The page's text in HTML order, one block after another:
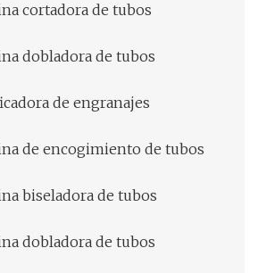
cortadora de tubos
dobladora de tubos
de engranajes
de encogimiento de tubos
biseladora de tubos
dobladora de tubos